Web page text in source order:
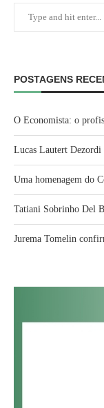
POSTAGENS
O Economista: o
Lucas Lautert
Uma homenagem do
Tatiani Sobrinho Del
Jurema Tomelin